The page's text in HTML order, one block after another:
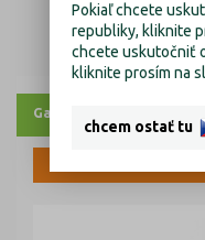
Tyč
Galerie
Pokiaľ chcete
republiky, kliknite
chcete uskutočniť
kliknite prosím na
chcem ostať tu